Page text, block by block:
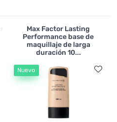
Max Factor Lasting
Performance base de
maquillaje de larga
duración 10...
Nuevo